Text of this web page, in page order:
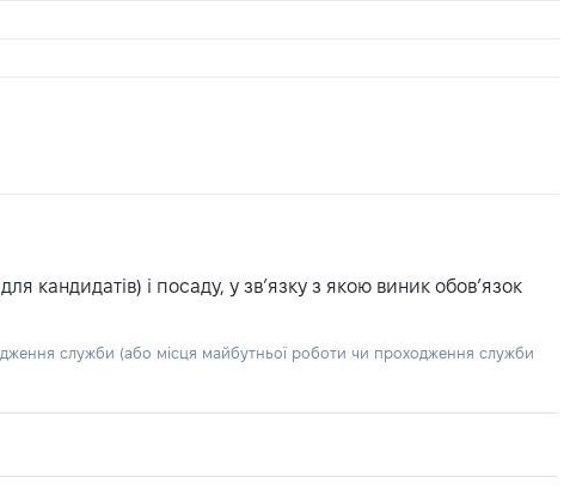
і посаду, у зв’язку з якою виник обов’язок
служби (або місця майбутньої роботи чи проходження служби